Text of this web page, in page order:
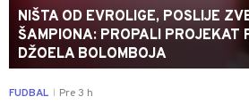
NIŠTA OD EVROLIGE, POSLIJE
ŠAMPIONA: PROPALI PROJEKAT
DŽOELA BOLOMBOJA
FUDBAL Pre 3 h